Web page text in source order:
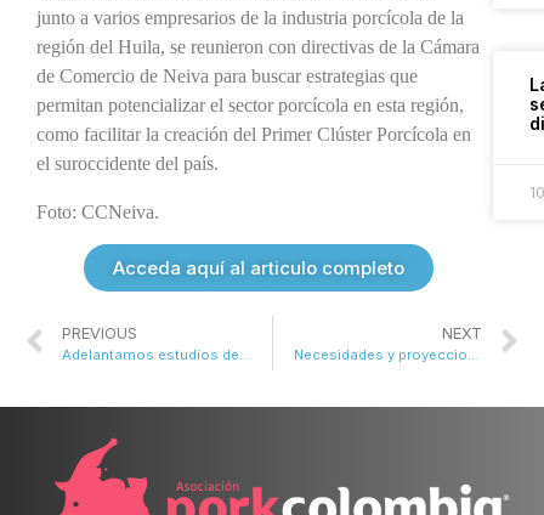
junto a varios empresarios de la industria porcícola de la
región del Huila, se reunieron con directivas de la Cámara
de Comercio de Neiva para buscar estrategias que
permitan potencializar el sector porcícola en esta región,
como facilitar la creación del Primer Clúster Porcícola en
el suroccidente del país.
Foto: CCNeiva.
Acceda aquí al articulo completo
PREVIOUS
Adelantamos estudios de vigilancia epidemiológica
NEXT
Necesidades y proyecciones: un diálogo con el Ministerio de Agricultura y Desarrollo Rural